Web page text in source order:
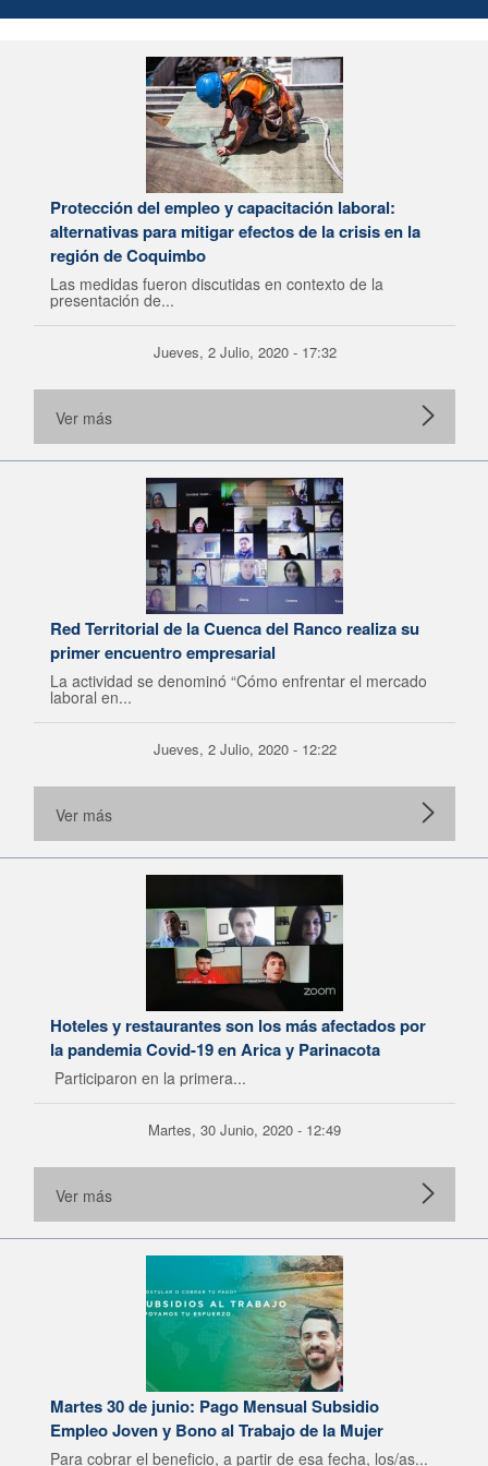
Protección del empleo y capacitación laboral:
alternativas para mitigar efectos de la crisis en la
región de Coquimbo
Las medidas fueron discutidas en contexto de la
presentación de...
Jueves, 2 Julio, 2020 - 17:32
Ver más
Red Territorial de la Cuenca del Ranco realiza su
primer encuentro empresarial
La actividad se denominó “Cómo enfrentar el mercado
laboral en...
Jueves, 2 Julio, 2020 - 12:22
Ver más
Hoteles y restaurantes son los más afectados por
la pandemia Covid-19 en Arica y Parinacota
Participaron en la primera...
Martes, 30 Junio, 2020 - 12:49
Ver más
Martes 30 de junio: Pago Mensual Subsidio
Empleo Joven y Bono al Trabajo de la Mujer
Para cobrar el beneficio, a partir de esa fecha, los/as...